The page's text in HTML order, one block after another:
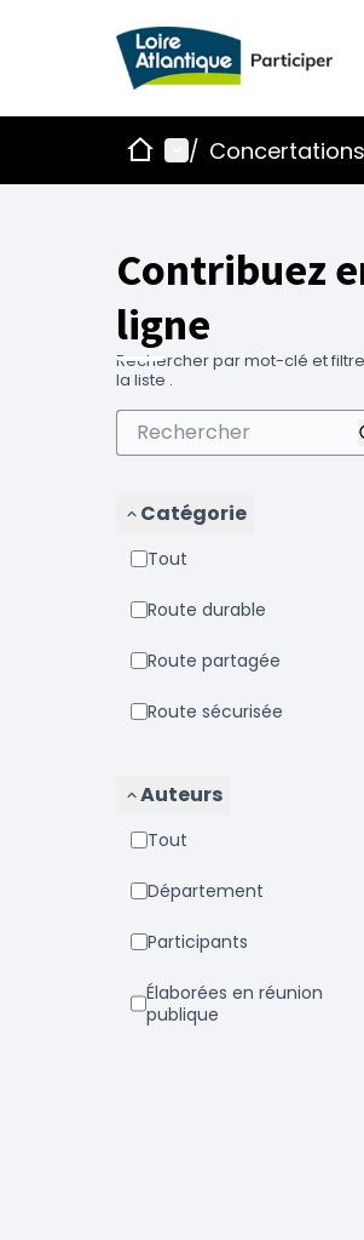
AccueilMenu principal
/ Concertations
Contribuez
ligne
Rechercher par mot-clé et
la liste .
Catégorie
Tout
Route durable
Route partagée
Route sécurisée
Auteurs
Tout
Département
Participants
Élaborées en réunion
publique